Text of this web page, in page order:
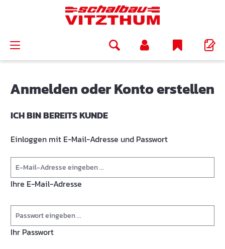
Anmelden oder Konto erstellen
ICH BIN BEREITS KUNDE
Einloggen mit E-Mail-Adresse und Passwort
Ihre E-Mail-Adresse
Ihr Passwort